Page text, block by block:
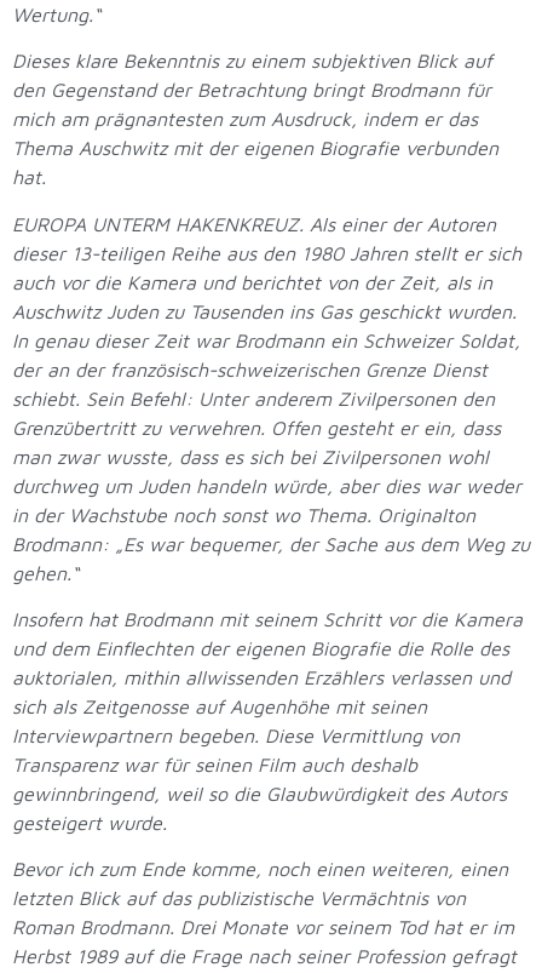
Wertung.“
Dieses klare Bekenntnis zu einem subjektiven Blick auf
den Gegenstand der Betrachtung bringt Brodmann für
mich am prägnantesten zum Ausdruck, indem er das
Thema Auschwitz mit der eigenen Biografie verbunden
hat.
EUROPA UNTERM HAKENKREUZ. Als einer der Autoren
dieser 13-teiligen Reihe aus den 1980 Jahren stellt er sich
auch vor die Kamera und berichtet von der Zeit, als in
Auschwitz Juden zu Tausenden ins Gas geschickt wurden.
In genau dieser Zeit war Brodmann ein Schweizer Soldat,
der an der französisch-schweizerischen Grenze Dienst
schiebt. Sein Befehl: Unter anderem Zivilpersonen den
Grenzübertritt zu verwehren. Offen gesteht er ein, dass
man zwar wusste, dass es sich bei Zivilpersonen wohl
durchweg um Juden handeln würde, aber dies war weder
in der Wachstube noch sonst wo Thema. Originalton
Brodmann: „Es war bequemer, der Sache aus dem Weg zu
gehen.“
Insofern hat Brodmann mit seinem Schritt vor die Kamera
und dem Einflechten der eigenen Biografie die Rolle des
auktorialen, mithin allwissenden Erzählers verlassen und
sich als Zeitgenosse auf Augenhöhe mit seinen
Interviewpartnern begeben. Diese Vermittlung von
Transparenz war für seinen Film auch deshalb
gewinnbringend, weil so die Glaubwürdigkeit des Autors
gesteigert wurde.
Bevor ich zum Ende komme, noch einen weiteren, einen
letzten Blick auf das publizistische Vermächtnis von
Roman Brodmann. Drei Monate vor seinem Tod hat er im
Herbst 1989 auf die Frage nach seiner Profession gefragt